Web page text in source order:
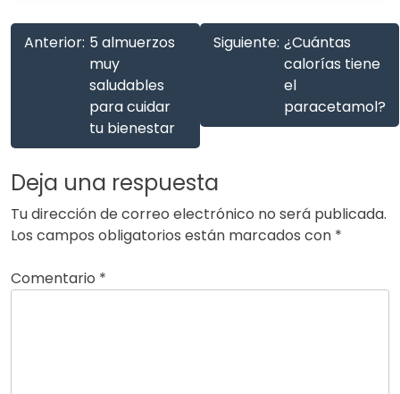
Anterior: 5 almuerzos
muy
saludables
para cuidar
tu bienestar
Siguiente: ¿Cuántas
calorías tiene
el
paracetamol?
Deja una respuesta
Tu dirección de correo electrónico no será publicada.
Los campos obligatorios están marcados con *
Comentario *